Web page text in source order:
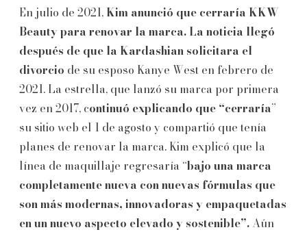
En julio de 2021, Kim anunció que cerraría KKW
Beauty para renovar la marca. La noticia llegó
después de que la Kardashian solicitara el
divorcio de su esposo Kanye West en febrero de
2021. La estrella, que lanzó su marca por primera
vez en 2017, continuó explicando que “cerraría”
su sitio web el 1 de agosto y compartió que tenía
planes de renovar la marca. Kim explicó que la
línea de maquillaje regresaría “bajo una marca
completamente nueva con nuevas fórmulas que
son más modernas, innovadoras y empaquetadas
en un nuevo aspecto elevado y sostenible”.Aún